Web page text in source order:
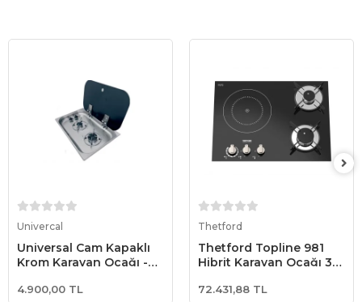
Univercal
Universal Cam Kapaklı
Krom Karavan Ocağı -
4.900,00 TL
Thetford
Thetford Topline 981
Hibrit Karavan Ocağı 3
72.431,88 TL